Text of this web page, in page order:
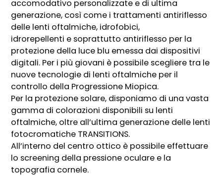
accomodativo personalizzate e di ultima
generazione, così come i trattamenti antiriflesso
delle lenti oftalmiche, idrofobici,
idrorepellenti e soprattutto antiriflesso per la
protezione della luce blu emessa dai dispositivi
digitali. Per i più giovani è possibile scegliere tra le
nuove tecnologie di lenti oftalmiche per il
controllo della Progressione Miopica.
Per la protezione solare, disponiamo di una vasta
gamma di colorazioni disponibili su lenti
oftalmiche, oltre all’ultima generazione delle lenti
fotocromatiche TRANSITIONS.
All’interno del centro ottico è possibile effettuare
lo screening della pressione oculare e la
topografia cornele.